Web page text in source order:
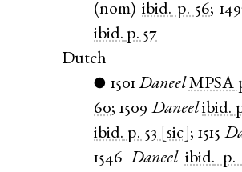
(nom)ibid. p. 56;
ibid. p. 57
Dutch
● 1501 Daneel MPSA
60;1509 Daneel ibid.
ibid. p. 53 [sic] ;1515
1546 Daneel ibid. p.